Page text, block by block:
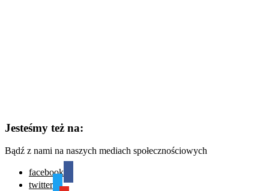
Jesteśmy też na:
Bądź z nami na naszych mediach społecznościowych
facebook
twitter